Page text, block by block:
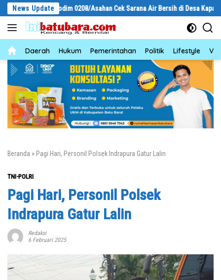
Langsung
konten
News Update
Kodim 0208/Asahan Cek Sarana Air Bersih di Desa Kapal Merah
NewsDaerah Hukum Pemerintahan Politik Lifestyle
Beranda » Pagi Hari, Personil Polsek Indrapura Gatur Lalin
TNI-POLRI
Pagi Hari, Personil Polsek
Indrapura Gatur Lalin
Redaksi
6 Februari 2025